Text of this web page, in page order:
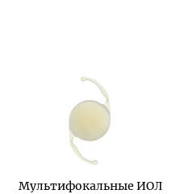
Мультифокальные ИОЛ